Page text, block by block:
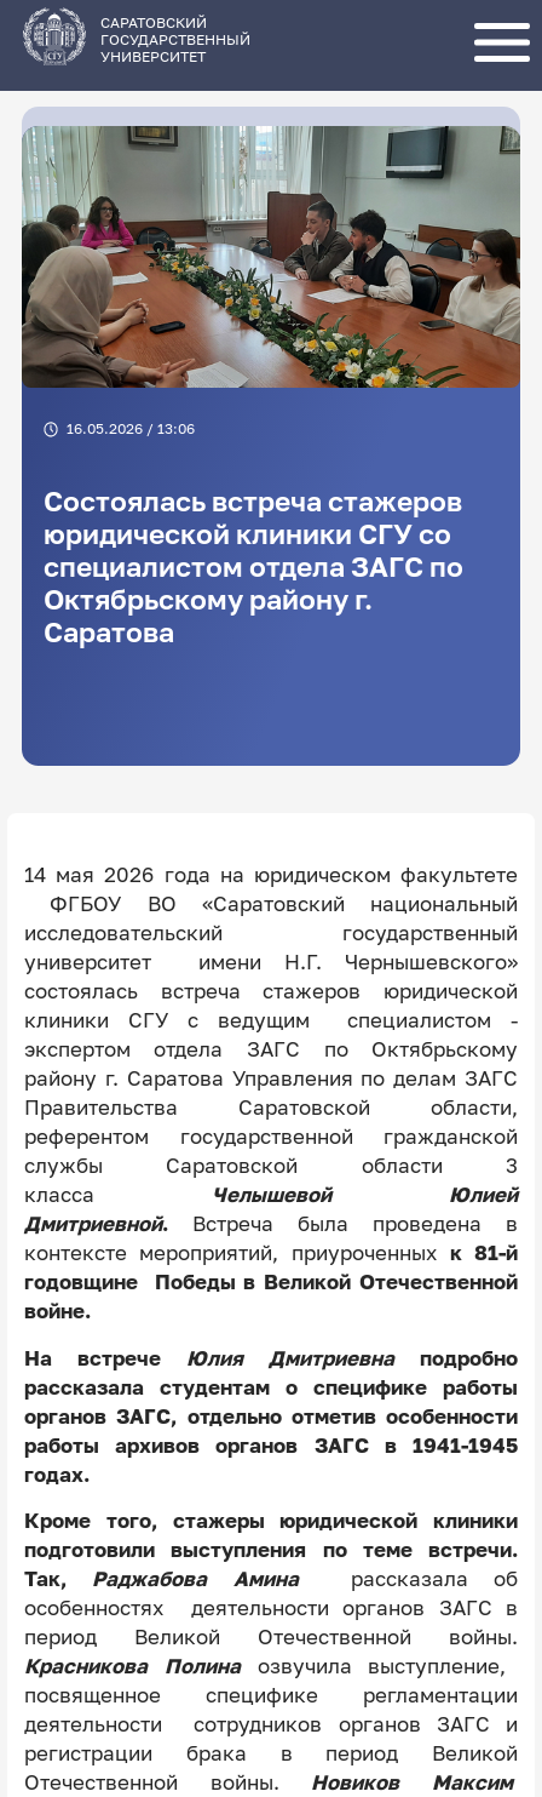
основному
содержанию
САРАТОВСКИЙ
ГОСУДАРСТВЕННЫЙ
УНИВЕРСИТЕТ
16.05.2026 / 13:06
Состоялась встреча стажеров
юридической клиники СГУ со
специалистом отдела ЗАГС по
Октябрьскому району г.
Саратова
14 мая 2026 года на юридическом факультете
ФГБОУ ВО «Саратовский национальный
исследовательский государственный
университет имени Н.Г. Чернышевского»
состоялась встреча стажеров юридической
клиники СГУ с ведущим специалистом -
экспертом отдела ЗАГС по Октябрьскому
району г. Саратова Управления по делам ЗАГС
Правительства Саратовской области,
референтом государственной гражданской
службы Саратовской области 3
класса Челышевой Юлией
Дмитриевной.Встреча была проведена в
контексте мероприятий, приуроченных к 81-й
годовщине Победы в Великой Отечественной
войне.
На встрече Юлия Дмитриевнаподробно
рассказала студентам о специфике работы
органов ЗАГС, отдельно отметив особенности
работы архивов органов ЗАГС в 1941-1945
годах.
Кроме того, стажеры юридической клиники
подготовили выступления по теме встречи.
Так, Раджабова Амина
рассказала об
особенностях деятельности органов ЗАГС в
период Великой Отечественной войны.
Красникова Полина
озвучила выступление,
посвященное специфике регламентации
деятельности сотрудников органов ЗАГС и
регистрации брака в период Великой
Отечественной войны.
Новиков Максим